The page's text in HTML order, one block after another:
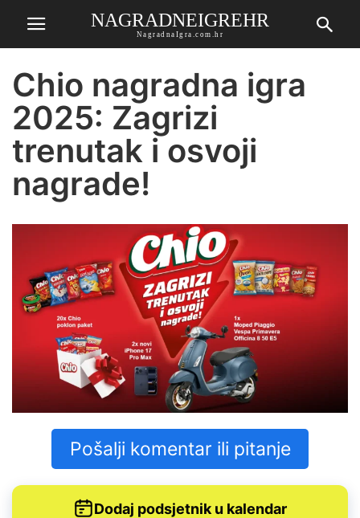
NAGRADNEIGREHR
NagradnaIgra.com.hr
Chio nagradna igra
2025: Zagrizi
trenutak i osvoji
nagrade!
Pošalji komentar ili pitanje
Dodaj podsjetnik u kalendar